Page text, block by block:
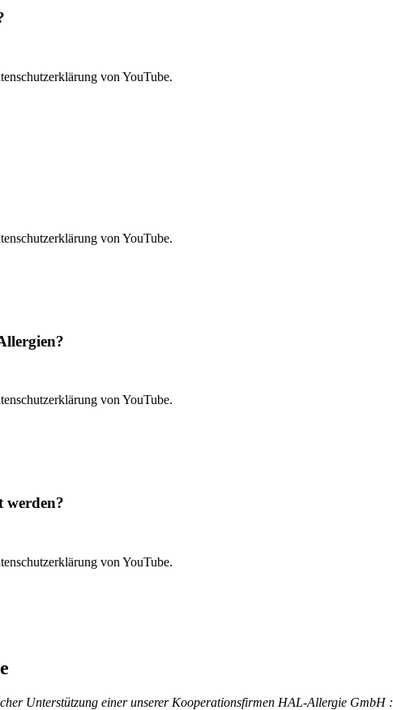
von YouTube.
von YouTube.
von YouTube.
werden?
von YouTube.
Unterstützung einer unserer Kooperationsfirmen HAL-Allergie GmbH :